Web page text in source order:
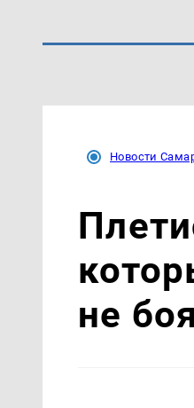
Новости
не